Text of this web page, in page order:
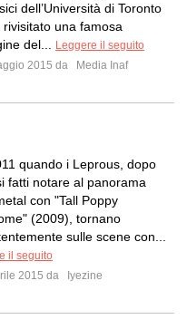
dell’Università di Toronto
rivisitato una famosa
del...
Leggere il seguito
2015 da
Media Inaf
quando i Leprous, dopo
fatti notare al panorama
con "Tall Poppy
(2009), tornano
sulle scene con...
il seguito
2015 da
Iyezine